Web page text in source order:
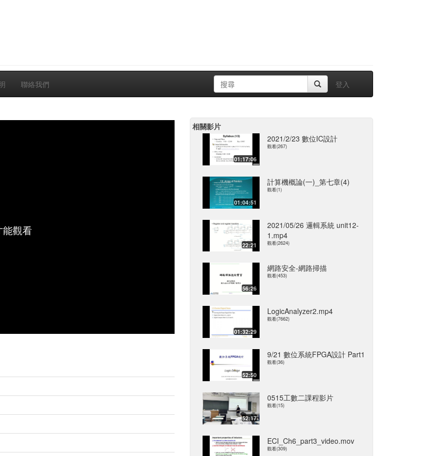
聯絡我們 登入
能觀看
相關影片
01:17:06
2021/2/23 數位IC設計
觀看(267)
01:04:51
計算機概論(一)_第七章(4)
觀看(1)
22:21
2021/05/26 邏輯系統 unit12-
1.mp4
觀看(2624)
56:26
網路安全-網路掃描
觀看(453)
01:32:29
LogicAnalyzer2.mp4
觀看(7662)
52:50
9/21 數位系統FPGA設計 Part1
觀看(36)
52:17
0515工數二課程影片
觀看(15)
ECI_Ch6_part3_video.mov
觀看(309)